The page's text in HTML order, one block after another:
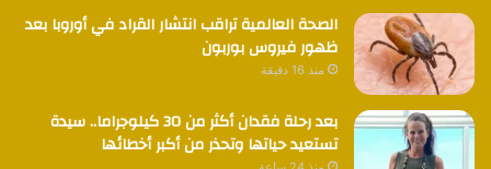
الصحة العالمية تراقب انتشار القراد في أوروبا بعد
ظهور فيروس بوربون
منذ 16 دقيقة
بعد رحلة فقدان أكثر من 30 كيلوجراما.. سيدة
تستعيد حياتها وتحذر من أكبر أخطائها